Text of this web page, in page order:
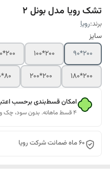
تشک رویا مدل بونل 2
برند:رویا
سایز
200*90
200*100
200*120
200*180
200*200
80*180
امکان قسط‌بندی برحسب
۴ قسط ماهانه. بدون سود، چک و ضامن.
60 ماه ضمانت شرکت رویا